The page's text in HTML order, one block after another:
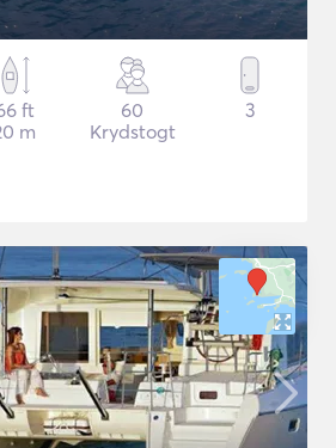
ft
m
60
Krydstogt
3